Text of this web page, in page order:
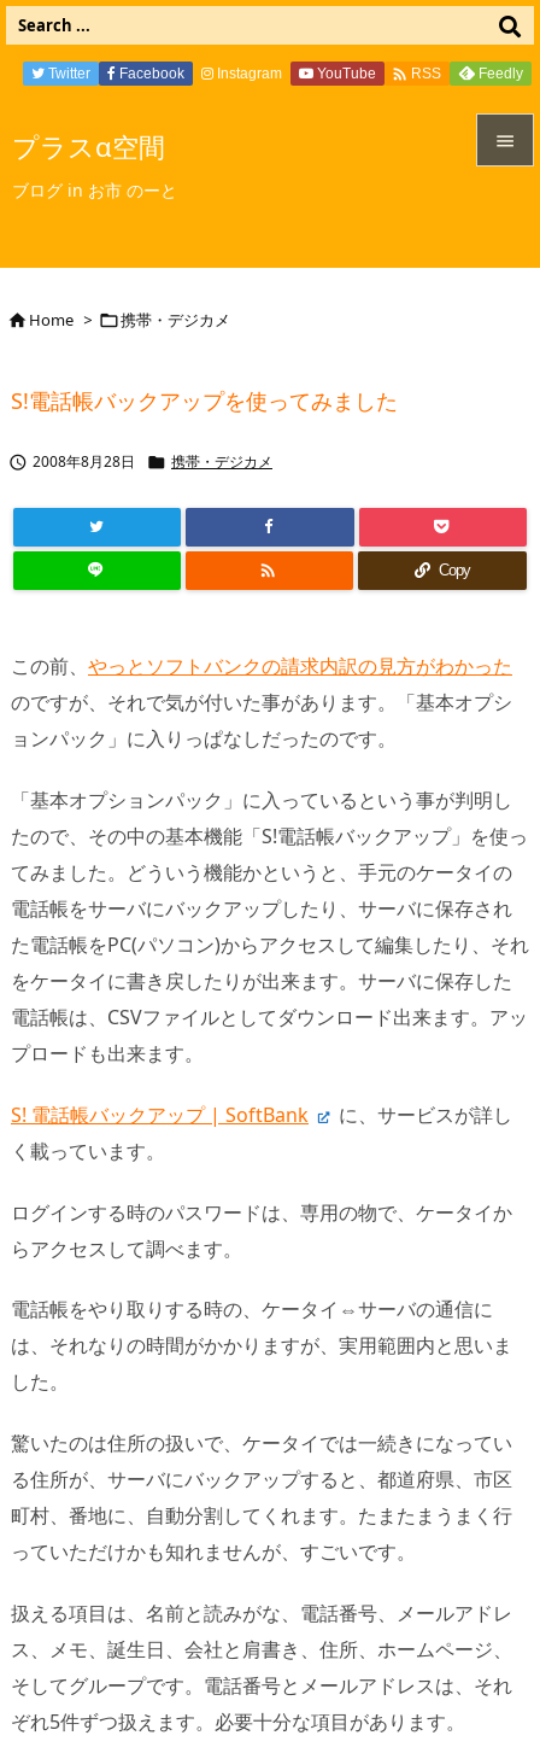
プラスα空間
ブログ in お市 のーと

Twitter Facebook Instagram YouTube  RSS Feedly
Home > 携帯・デジカメ
S!電話帳バックアップを使ってみました
 2008年8月28日  携帯・デジカメ
 Copy
この前、 やっとソフトバンクの請求内訳の見方がわかった
のですが、それで気が付いた事があります。「基本オプシ
ョンパック」に入りっぱなしだったのです。
「基本オプションパック」に入っているという事が判明し
たので、その中の基本機能「S!電話帳バックアップ」を使っ
てみました。どういう機能かというと、手元のケータイの
電話帳をサーバにバックアップしたり、サーバに保存され
た電話帳をPC(パソコン)からアクセスして編集したり、それ
をケータイに書き戻したりが出来ます。サーバに保存した
電話帳は、CSVファイルとしてダウンロード出来ます。アッ
プロードも出来ます。
S! 電話帳バックアップ | SoftBank
に、サービスが詳し
く載っています。
ログインする時のパスワードは、専用の物で、ケータイか
らアクセスして調べます。
電話帳をやり取りする時の、ケータイ⇔サーバの通信に
は、それなりの時間がかかりますが、実用範囲内と思いま
した。
驚いたのは住所の扱いで、ケータイでは一続きになってい
る住所が、サーバにバックアップすると、都道府県、市区
町村、番地に、自動分割してくれます。たまたまうまく行
っていただけかも知れませんが、すごいです。
扱える項目は、名前と読みがな、電話番号、メールアドレ
ス、メモ、誕生日、会社と肩書き、住所、ホームページ、
そしてグループです。電話番号とメールアドレスは、それ
ぞれ5件ずつ扱えます。必要十分な項目があります。